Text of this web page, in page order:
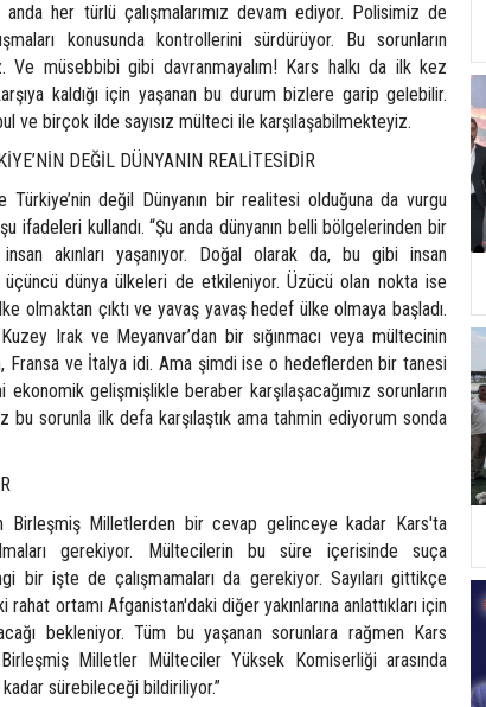
anda her türlü çalışmalarımız devam ediyor. Polisimiz de
konusunda kontrollerini sürdürüyor. Bu sorunların
Ve müsebbibi gibi davranmayalım! Kars halkı da ilk kez
kaldığı için yaşanan bu durum bizlere garip gelebilir.
ve birçok ilde sayısız mülteci ile karşılaşabilmekteyiz.
DEĞİL DÜNYANIN REALİTESİDİR
Türkiye’nin değil Dünyanın bir realitesi olduğuna da vurgu
ifadeleri kullandı. “Şu anda dünyanın belli bölgelerinden bir
akınları yaşanıyor. Doğal olarak da, bu gibi insan
dünya ülkeleri de etkileniyor. Üzücü olan nokta ise
olmaktan çıktı ve yavaş yavaş hedef ülke olmaya başladı.
Irak ve Meyanvar’dan bir sığınmacı veya mültecinin
Fransa ve İtalya idi. Ama şimdi ise o hedeflerden bir tanesi
gelişmişlikle beraber karşılaşacağımız sorunların
bu sorunla ilk defa karşılaştık ama tahmin ediyorum sonda
Birleşmiş Milletlerden bir cevap gelinceye kadar Kars'ta
gerekiyor. Mültecilerin bu süre içerisinde suça
bir işte de çalışmamaları da gerekiyor. Sayıları gittikçe
ortamı Afganistan'daki diğer yakınlarına anlattıkları için
bekleniyor. Tüm bu yaşanan sorunlara rağmen Kars
Milletler Mülteciler Yüksek Komiserliği arasında
kadar sürebileceği bildiriliyor.”